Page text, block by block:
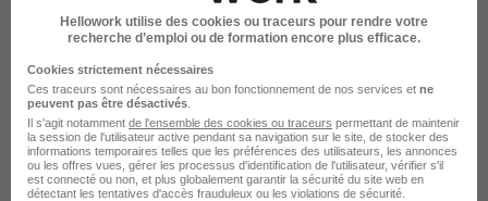
Alternance Bachelor Chargé de
Développement des Ressources
Humaines H/F
Groupe Alternance Narbonne
Hellowork utilise des cookies ou traceurs pour rendre votre
recherche d’emploi ou de formation encore plus efficace.
Cookies strictement nécessaires
Ces traceurs sont nécessaires au bon fonctionnement de nos services et ne
peuvent pas être désactivés
Il s'agit notamment de l'ensemble des cookies ou traceurs permettant de maintenir
la session de l'utilisateur active pendant sa navigation sur le site, de stocker des
informations temporaires telles que les préférences des utilisateurs, les annonces
ou les offres vues, gérer les processus d'identification de l'utilisateur, vérifier s'il
est connecté ou non, et plus globalement garantir la sécurité du site web en
détectant les tentatives d'accès frauduleux ou les violations de sécurité.